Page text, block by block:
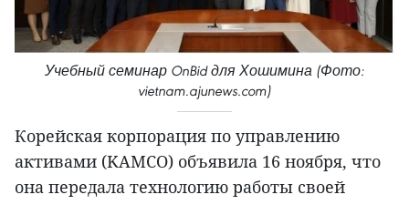
Учебный семинар OnBid для Хошимина (Фото:
vietnam.ajunews.com)
Корейская корпорация по управлению
активами (KAMCO) объявила 16 ноября, что
она передала технологию работы своей